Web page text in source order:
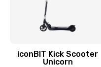
iconBIT Kick Scooter
Unicorn